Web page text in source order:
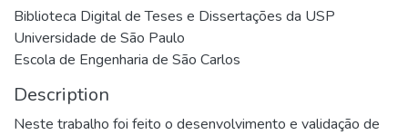
Biblioteca Digital de Teses e Dissertações da USP
Universidade de São Paulo
Escola de Engenharia de São Carlos
Description
Neste trabalho foi feito o desenvolvimento e validação de